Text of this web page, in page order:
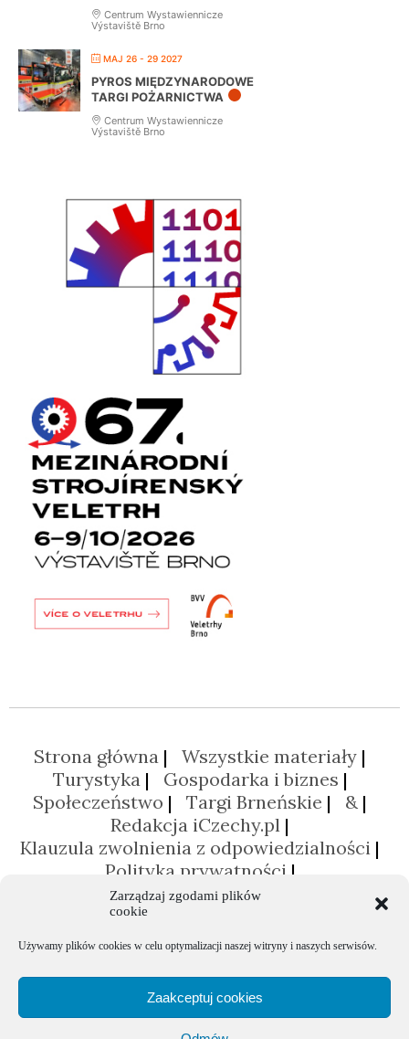
Zarządzaj zgodami plików
cookie
Używamy plików cookies w celu optymalizacji naszej witryny i naszych serwisów.
Zaakceptuj cookies
Centrum Wystawiennicze
Výstaviště Brno
MAJ 26 - 29 2027
PYROS MIĘDZYNARODOWE
TARGI POŻARNICTWA
Centrum Wystawiennicze
Výstaviště Brno
Strona główna
Wszystkie materiały
Turystyka
Gospodarka i biznes
Społeczeństwo
Targi Brneńskie
&
Redakcja iCzechy.pl
Klauzula zwolnienia z odpowiedzialności
Polityka prywatności
Polityka plików cookies (EU)